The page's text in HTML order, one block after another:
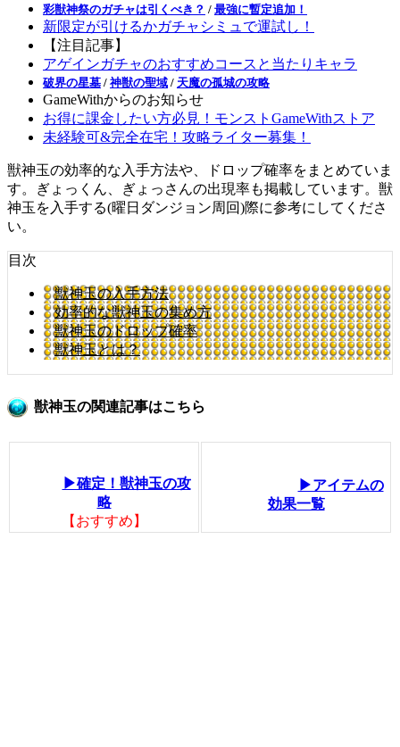
彩獣神祭のガチャは引くべき？ / 最強に暫定追加！
新限定が引けるかガチャシミュで運試し！
【注目記事】
アゲインガチャのおすすめコースと当たりキャラ
破界の星墓 / 神獣の聖域 / 天魔の孤城の攻略
GameWithからのお知らせ
お得に課金したい方必見！モンストGameWithストア
未経験可&完全在宅！攻略ライター募集！
獣神玉の効率的な入手方法や、ドロップ確率をまとめていま
す。ぎょっくん、ぎょっさんの出現率も掲載しています。獣
神玉を入手する(曜日ダンジョン周回)際に参考にしてくださ
い。
目次
獣神玉の入手方法
効率的な獣神玉の集め方
獣神玉のドロップ確率
獣神玉とは？
獣神玉の関連記事はこちら
▶確定！獣神玉の攻
略
【おすすめ】
▶アイテムの
効果一覧